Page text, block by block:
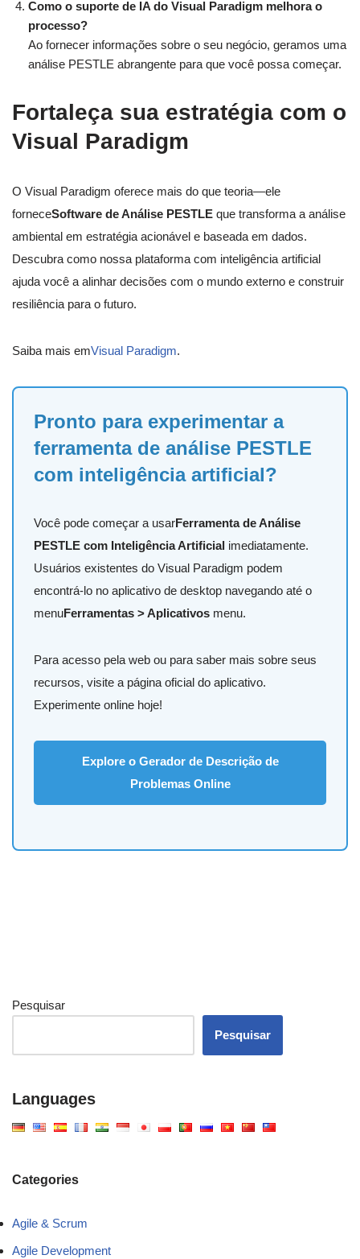
Como o suporte de IA do Visual Paradigm melhora o
processo?
Ao fornecer informações sobre o seu negócio, geramos uma
análise PESTLE abrangente para que você possa começar.
Fortaleça sua estratégia com o
Visual Paradigm
O Visual Paradigm oferece mais do que teoria—ele
forneceSoftware de Análise PESTLE que transforma a análise
ambiental em estratégia acionável e baseada em dados.
Descubra como nossa plataforma com inteligência artificial
ajuda você a alinhar decisões com o mundo externo e construir
resiliência para o futuro.
Saiba mais emVisual Paradigm.
Pronto para experimentar a
ferramenta de análise PESTLE
com inteligência artificial?
Você pode começar a usarFerramenta de Análise
PESTLE com Inteligência Artificial imediatamente.
Usuários existentes do Visual Paradigm podem
encontrá-lo no aplicativo de desktop navegando até o
menuFerramentas > Aplicativos menu.
Para acesso pela web ou para saber mais sobre seus
recursos, visite a página oficial do aplicativo.
Experimente online hoje!
Explore o Gerador de Descrição de
Problemas Online
Pesquisar
Pesquisar
Languages
Categories
Agile & Scrum
Agile Development